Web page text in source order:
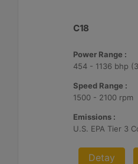
C18
Power Range :
454 - 1136 bhp
Speed Range :
1500 - 2100 rpm
Emissions :
Detay